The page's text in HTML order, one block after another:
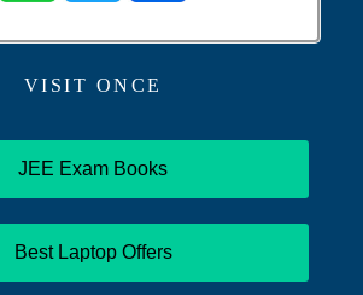
VISIT ONCE
JEE Exam Books
Best Laptop Offers